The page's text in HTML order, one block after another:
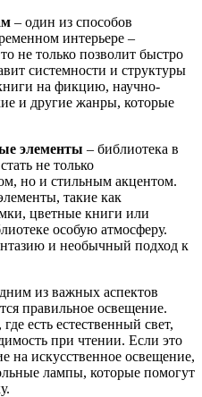
– один из способов
интерьере –
не только позволит быстро
системности и структуры
на фикцию, научно-
и другие жанры, которые
элементы – библиотека в
не только
но и стильным акцентом.
такие как
цветные книги или
особую атмосферу.
и необычный подход к
из важных аспектов
правильное освещение.
есть естественный свет,
при чтении. Если это
на искусственное освещение,
лампы, которые помогут